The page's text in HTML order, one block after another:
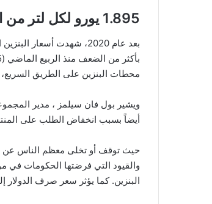
1.895 يورو لكل لتر من البنزين
محطات البنزين على الطريق السريع، في
أيضاً بسبب انخفاض الطلب على
حيث توقف أو تخلى معظم الناس عن
والقيود التي فرضتها الحكومات في
البنزين. كما يؤثر سعر صرف الدولار